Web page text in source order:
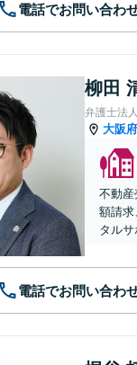
電話でお問い合わ
柳田
弁護士法
大阪府
不動産
額請求
タルサ
電話でお問い合わ